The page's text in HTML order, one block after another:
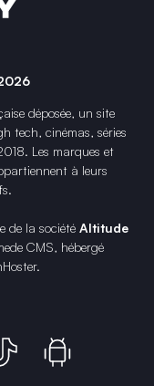
déposée, un site
tech, cinémas, séries
Les marques et
à leurs
de la société Altitude
CMS, hébergé
.